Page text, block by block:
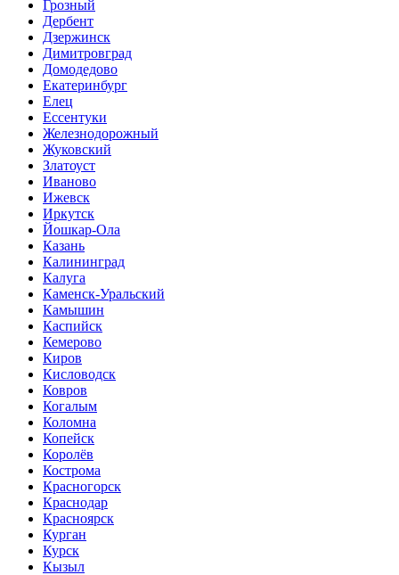
Грозный
Дербент
Дзержинск
Димитровград
Домодедово
Екатеринбург
Елец
Ессентуки
Железнодорожный
Жуковский
Златоуст
Иваново
Ижевск
Иркутск
Йошкар-Ола
Казань
Калининград
Калуга
Каменск-Уральский
Камышин
Каспийск
Кемерово
Киров
Кисловодск
Ковров
Когалым
Коломна
Копейск
Королёв
Кострома
Красногорск
Краснодар
Красноярск
Курган
Курск
Кызыл